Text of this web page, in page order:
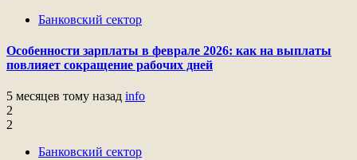
Банковский сектор
Особенности зарплаты в феврале 2026: как на выплаты
повлияет сокращение рабочих дней
5 месяцев тому назад info
2
2
Банковский сектор